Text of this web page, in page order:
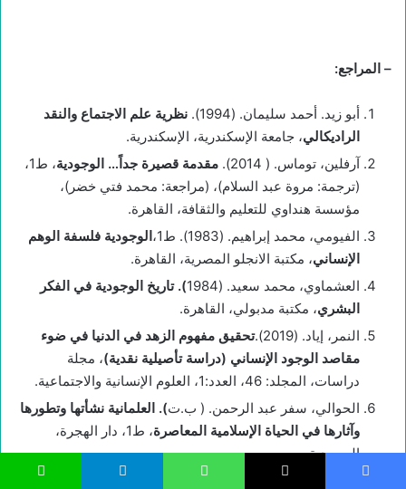
– المراجع:
أبو زيد. أحمد سليمان. (1994).
نظرية علم الاجتماع والنقد
الراديكالي، جامعة الإسكندرية، الإسكندرية.
آرفلين، توماس. ( 2014).
مقدمة قصيرة جداً… الوجودية
، ط1،
(ترجمة: مروة عبد السلام)، (مراجعة: محمد فتي خضر)،
مؤسسة هنداوي للتعليم والثقافة، القاهرة.
الفيومي، محمد إبراهيم. (1983). ط1،
الوجودية فلسفة الوهم
الإنساني، مكتبة الانجلو المصرية، القاهرة.
العشماوي، محمد سعيد. (1984
)
.تاريخ الوجودية في الفكر
البشري، مكتبة مدبولي، القاهرة.
النمر، إياد. (2019).
تحقيق مفهوم الزهد في الدنيا في ضوء
مقاصد الوجود الإنساني (دراسة تأصيلية نقدية)، مجلة
دراسات، المجلد: 46، العدد:1، العلوم الإنسانية والاجتماعية.
الحوالي، سفر عبد الرحمن. ( ب.ت)
. العلمانية نشأتها وتطورها
وآثارها في الحياة الإسلامية المعاصرة
، ط1، دار الهجرة،
السعودية.
الجهني، مانع بن محمد حماد. (1418).
الموسوعة المسيرة في